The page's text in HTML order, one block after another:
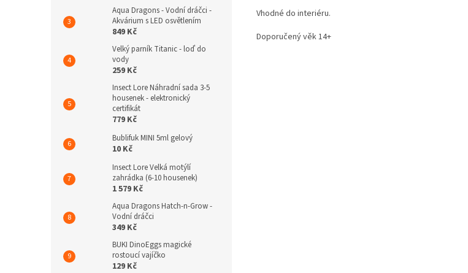
Aqua Dragons - Vodní dráčci -
Akvárium s LED osvětlením
849 Kč
Velký parník Titanic - loď do
vody
259 Kč
Insect Lore Náhradní sada 3-5
housenek - elektronický
certifikát
779 Kč
Bublifuk MINI 5ml gelový
10 Kč
Insect Lore Velká motýlí
zahrádka (6-10 housenek)
1 579 Kč
Aqua Dragons Hatch-n-Grow -
Vodní dráčci
349 Kč
BUKI DinoEggs magické
rostoucí vajíčko
129 Kč
Vhodné do interiéru.
Doporučený věk 14+